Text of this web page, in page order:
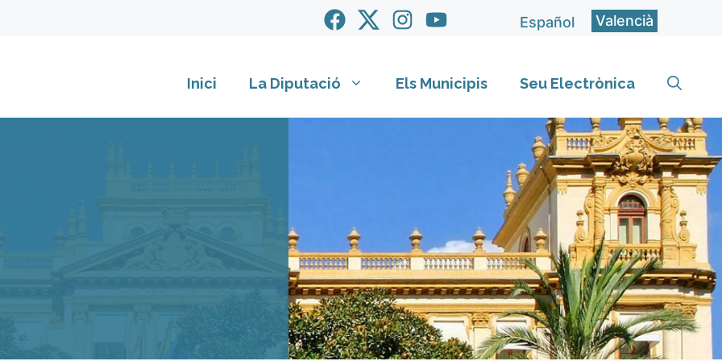
Español Valencià
Inici La Diputació Els Municipis Seu Electrònica